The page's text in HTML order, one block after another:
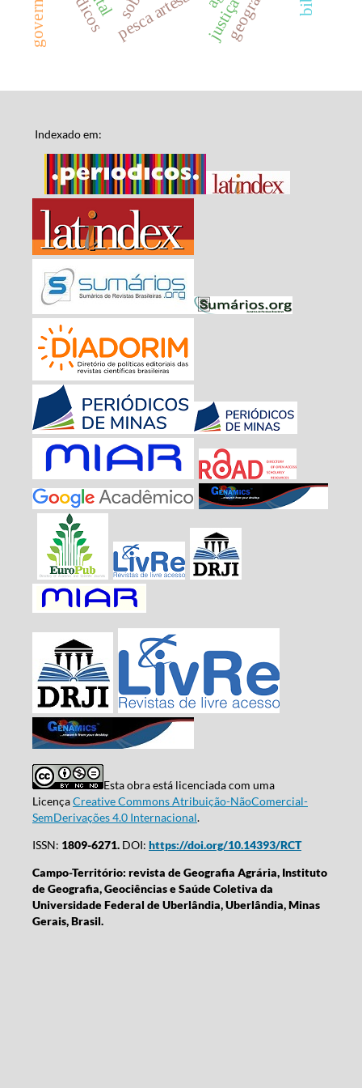
Indexado em:
Esta obra está licenciada com uma
LicençaCreative Commons Atribuição-NãoComercial-
SemDerivações 4.0 Internacional.
ISSN: 1809-6271.DOI: https://doi.org/10.14393/RCT
Campo-Território: revista de Geografia Agrária, Instituto
de Geografia, Geociências e Saúde Coletiva da
Universidade Federal de Uberlândia, Uberlândia, Minas
Gerais, Brasil.